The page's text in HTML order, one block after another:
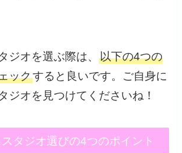
ジオを選ぶ際は、以下の4つの
ックすると良いです。ご自身に
ジオを見つけてくださいね！
タジオ選びの4つのポイント